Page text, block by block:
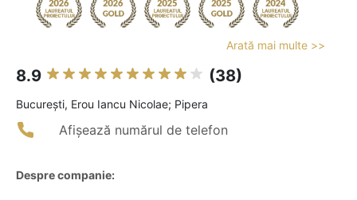
Arată mai multe >>
8.9 (38)
Bucureşti, Erou Iancu Nicolae; Pipera
Afișează numărul de telefon
Despre companie: